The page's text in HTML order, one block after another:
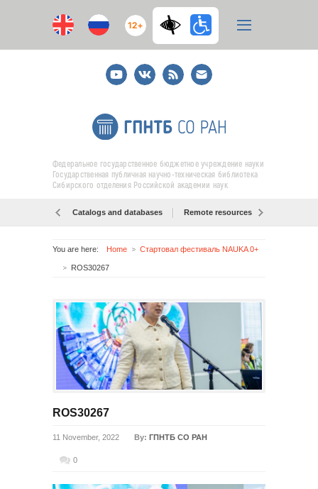
12+
YoutubeВКонтакте
RSS
E-
mail
подписка
Федеральное государственное бюджетное учреждение науки
Государственная публичная научно-техническая библиотека
Сибирского отделения Российской академии наук
Catalogs and databases Remote resources
You are here: Home Стартовал фестиваль NAUKA 0+
ROS30267
ROS30267
11 November, 2022 By: ГПНТБ СО РАН
0